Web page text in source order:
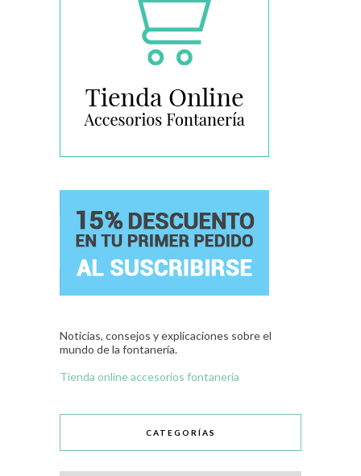
Noticias, consejos y explicaciones sobre el
mundo de la fontanería.
Tienda online accesorios fontanería
CATEGORÍAS